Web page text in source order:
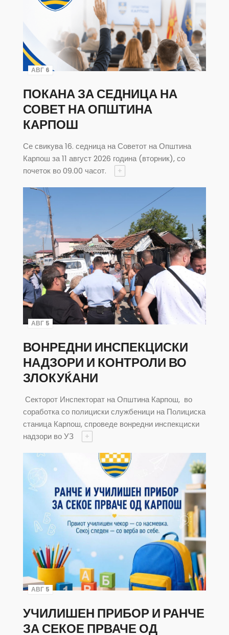
АВГ 6
ПОКАНА ЗА СЕДНИЦА НА
СОВЕТ НА ОПШТИНА
КАРПОШ
Се свикува 16. седница на Советот на Општина
Карпош за 11 август 2026 година (вторник), со
почеток во 09.00 часот.
+
АВГ 5
ВОНРЕДНИ ИНСПЕКЦИСКИ
НАДЗОРИ И КОНТРОЛИ ВО
ЗЛОКУЌАНИ
Секторот Инспекторат на Општина Карпош, во
соработка со полициски службеници на Полициска
станица Карпош, спроведе вонредни инспекциски
надзори во УЗ
+
АВГ 5
УЧИЛИШЕН ПРИБОР И РАНЧЕ
ЗА СЕКОЕ ПРВАЧЕ ОД